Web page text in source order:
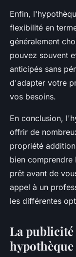
Enfin,
flexibilité en
généralement
pouvez souvent
anticipés sans
d'adapter votre
vos besoins.
En conclusion,
offrir de
propriété
bien
prêt avant de
appel à un
les différentes
La